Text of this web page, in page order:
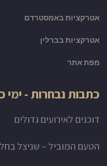
אטרקציות באמסטרדם
אטרקציות בברלין
מפת אתר
כתבות נבחרות - ימי
דוכנים לאירועים גדולים
הטעם המוביל – שניצל